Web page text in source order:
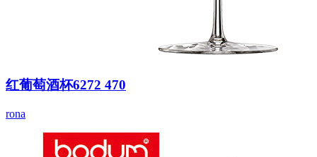
红葡萄酒杯6272 470
rona